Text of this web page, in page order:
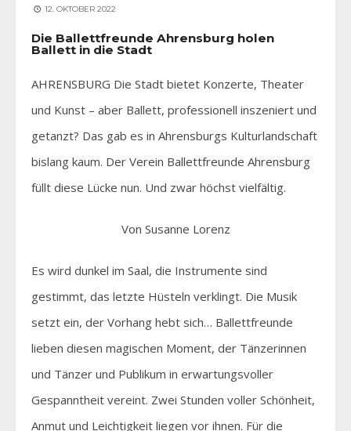
12. OKTOBER 2022
Die Ballettfreunde Ahrensburg holen
Ballett in die Stadt
AHRENSBURG Die Stadt bietet Konzerte, Theater
und Kunst – aber Ballett, professionell inszeniert und
getanzt? Das gab es in Ahrensburgs Kulturlandschaft
bislang kaum. Der Verein Ballettfreunde Ahrensburg
füllt diese Lücke nun. Und zwar höchst vielfältig.
Von Susanne Lorenz
Es wird dunkel im Saal, die Instrumente sind
gestimmt, das letzte Hüsteln verklingt. Die Musik
setzt ein, der Vorhang hebt sich… Ballettfreunde
lieben diesen magischen Moment, der Tänzerinnen
und Tänzer und Publikum in erwartungsvoller
Gespanntheit vereint. Zwei Stunden voller Schönheit,
Anmut und Leichtigkeit liegen vor ihnen. Für die